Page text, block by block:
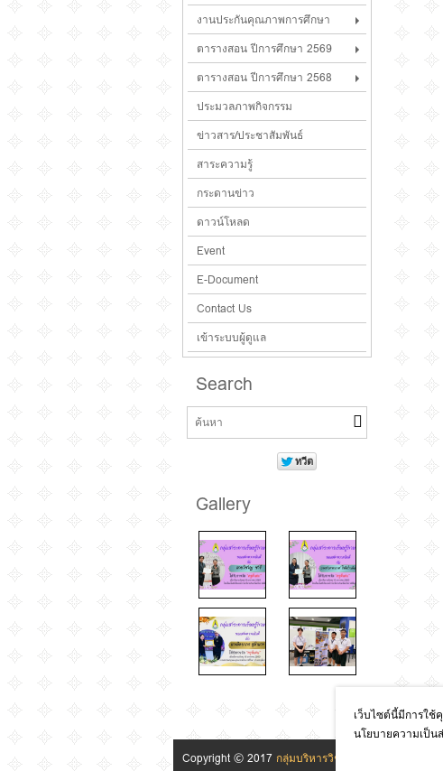
งานประกันคุณภาพการศึกษา
ตารางสอน ปีการศึกษา 2569
ตารางสอน ปีการศึกษา 2568
ประมวลภาพกิจกรรม
ข่าวสาร/ประชาสัมพันธ์
สาระความรู้
กระดานข่าว
ดาวน์โหลด
Event
E-Document
Contact Us
เข้าระบบผู้ดูแล
Search
Gallery
Copyright © 2017 กลุ่มบริหารวิชาการ
เว็บไซต์นี้มีการใช้
นโยบายความเป็น